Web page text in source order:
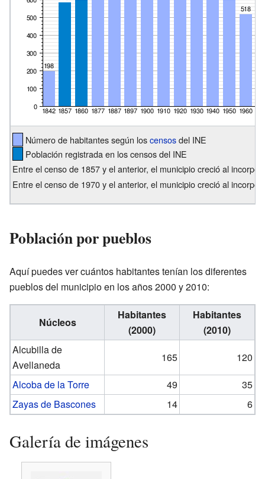
Número de habitantes según loscensosdel INE
Población registrada en los censos del INE
Entre el censo de 1857 y el anterior, el municipio creció al
Entre el censo de 1970 y el anterior, el municipio creció al
Población por pueblos
Aquí puedes ver cuántos habitantes tenían los diferentes
pueblos del municipio en los años 2000 y 2010:
Núcleos
Habitantes
(2000)
Habitantes
(2010)
Alcubilla de
Avellaneda
165
120
Alcoba de la Torre
49
35
Zayas de Bascones
14 6
Galería de imágenes